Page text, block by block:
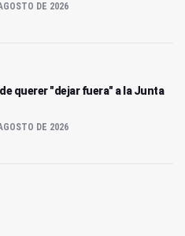
DE 2026
de querer "dejar fuera" a la Junta
DE 2026